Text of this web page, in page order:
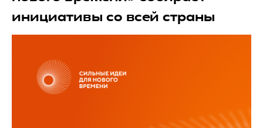
инициативы со всей страны